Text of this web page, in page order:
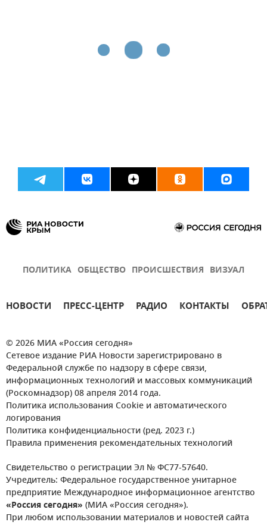
ПОЛИТИКА ОБЩЕСТВО ПРОИСШЕСТВИЯ ВИЗУАЛ
НОВОСТИ ПРЕСС-ЦЕНТР РАДИО КОНТАКТЫ
© 2026 МИА «Россия сегодня»
Сетевое издание РИА Новости зарегистрировано в
Федеральной службе по надзору в сфере связи,
информационных технологий и массовых коммуникаций
(Роскомнадзор) 08 апреля 2014 года.
Политика использования Cookie и автоматического
логирования
Политика конфиденциальности (ред. 2023 г.)
Правила применения рекомендательных технологий
Свидетельство о регистрации Эл № ФС77-57640.
Учредитель: Федеральное государственное унитарное
предприятие Международное информационное агентство
«Россия сегодня» (МИА «Россия сегодня»).
При любом использовании материалов и новостей сайта